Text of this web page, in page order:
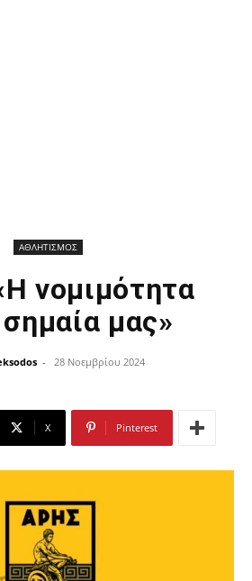
ΑΘΛΗΤΙΣΜΟΣ
νομιμότητα
σημαία μας»
- 28 Νοεμβρίου 2024
X Pinterest